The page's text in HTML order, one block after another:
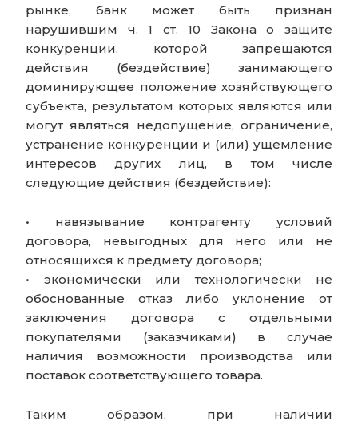
рынке, банк может быть признан
нарушившим ч. 1 ст. 10 Закона о защите
конкуренции, которой запрещаются
действия (бездействие) занимающего
доминирующее положение хозяйствующего
субъекта, результатом которых являются или
могут являться недопущение, ограничение,
устранение конкуренции и (или) ущемление
интересов других лиц, в том числе
следующие действия (бездействие):
• навязывание контрагенту условий
договора, невыгодных для него или не
относящихся к предмету договора;
• экономически или технологически не
обоснованные отказ либо уклонение от
заключения договора с отдельными
покупателями (заказчиками) в случае
наличия возможности производства или
поставок соответствующего товара.
Таким образом, при наличии